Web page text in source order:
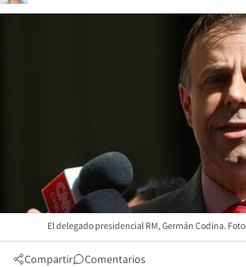
El delegado presidencial RM, Germán Codina.
Compartir Comentarios